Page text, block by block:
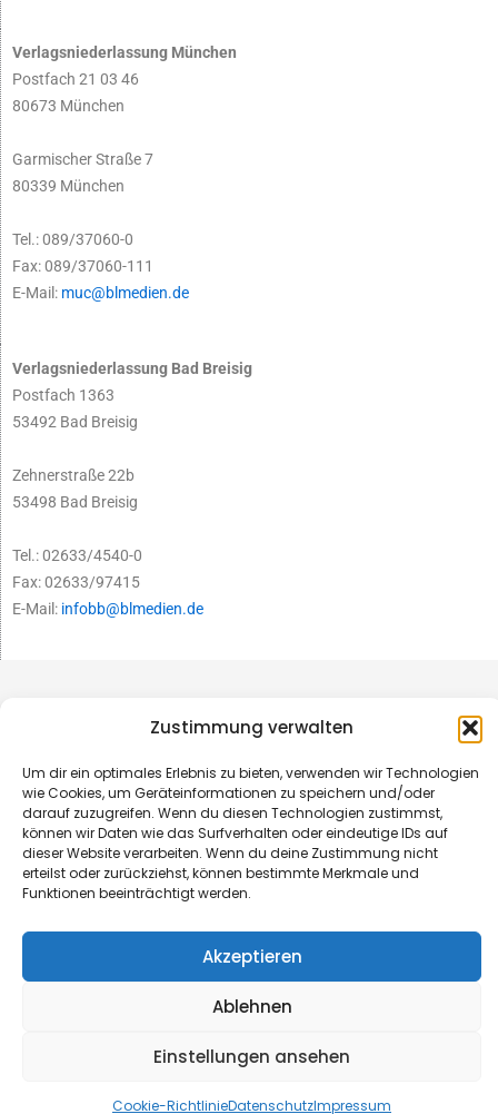
Zustimmung verwalten
Um dir ein optimales Erlebnis zu bieten, verwenden wir Technologien
wie Cookies, um Geräteinformationen zu speichern und/oder
darauf zuzugreifen. Wenn du diesen Technologien zustimmst,
können wir Daten wie das Surfverhalten oder eindeutige IDs auf
dieser Website verarbeiten. Wenn du deine Zustimmung nicht
erteilst oder zurückziehst, können bestimmte Merkmale und
Funktionen beeinträchtigt werden.
Akzeptieren
Ablehnen
Einstellungen ansehen
Cookie-RichtlinieDatenschutzImpressum
Verlagsniederlassung München
Postfach 21 03 46
80673 München
Garmischer Straße 7
80339 München
Tel.: 089/37060-0
Fax: 089/37060-111
E-Mail: muc@blmedien.de
Verlagsniederlassung Bad Breisig
Postfach 1363
53492 Bad Breisig
Zehnerstraße 22b
53498 Bad Breisig
Tel.: 02633/4540-0
Fax: 02633/97415
E-Mail: infobb@blmedien.de
Made with ♥ by HLT GmbH & Co. KG